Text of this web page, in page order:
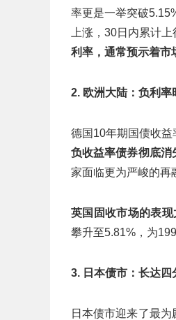
率更是一举突破
上涨，30日内累计
利率，通常预示着市
2. 欧洲大陆：负利率
德国10年期国债收益
负收益率债券彻底消
家面临更为严峻的再
英国固收市场的表现
攀升至5.81%，为
3. 日本债市：长达
日本债市迎来了最